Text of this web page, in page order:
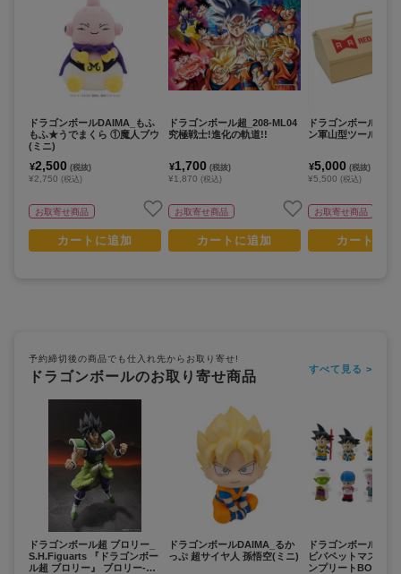
ドラゴンボールDAIMA_もふ
もふ★うでまくら ①魔人ブウ
(ミニ)
¥2,500 (税抜)
¥2,750 (税込)
お取寄せ商品
カートに追加
ドラゴンボール超_208-ML04
究極戦士!進化の軌道!!
¥1,700 (税抜)
¥1,870 (税込)
お取寄せ商品
カートに追加
ドラゴンボール_レ
ン軍山型ツールボッ
¥5,000 (税抜)
¥5,500 (税込)
お取寄せ商品
カートに
予約締切後の商品でも仕入れ先からお取り寄せ!
ドラゴンボールのお取り寄せ商品 すべて見る >
ドラゴンボール超 ブロリー_
S.H.Figuarts 『ドラゴンボー
ル超 ブロリー』 ブロリー-超-
ドラゴンボールDAIMA_るか
っぷ 超サイヤ人 孫悟空(ミニ)
ドラゴンボール
ビパペットマスコ
ンプリートBOX／